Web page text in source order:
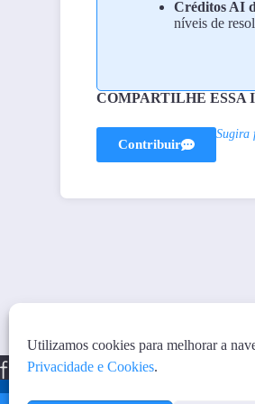
Utilizamos cookies para melhorar a
Privacidade e Cookies.
Créditos AI
níveis de
COMPARTILHE ESSA
Contribuir
Sugira